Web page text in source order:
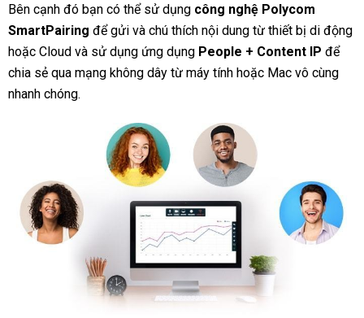
Bên cạnh đó bạn có thể sử dụng công nghệ Polycom
SmartPairing để gửi và chú thích nội dung từ thiết bị di động
hoặc Cloud và sử dụng ứng dụng People + Content IP để
chia sẻ qua mạng không dây từ máy tính hoặc Mac vô cùng
nhanh chóng.